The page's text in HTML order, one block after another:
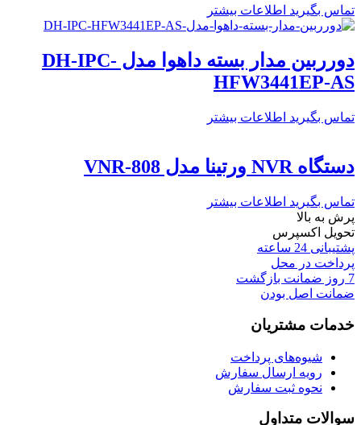
تماس بگیرید اطلاعات بیشتر
دورربین مدار بسته داهوا مدل DH-IPC-
HFW3441EP-AS
تماس بگیرید اطلاعات بیشتر
دستگاه NVR ورتینا مدل VNR-808
تماس بگیرید اطلاعات بیشتر
پرش به بالا
تحویل اکسپرس
پشتیبانی 24 ساعته
پرداخت در محل
7 روز ضمانت بازگشت
ضمانت اصل بودن
خدمات مشتریان
شیوه‌های پرداخت
رویه ارسال سفارش
نحوه ثبت سفارش
سوالات متداول